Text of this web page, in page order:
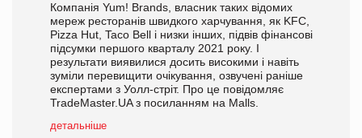
Компанія Yum! Brands, власник таких відомих
мереж ресторанів швидкого харчування, як KFC,
Pizza Hut, Taco Bell і низки інших, підвів фінансові
підсумки першого кварталу 2021 року. І
результати виявилися досить високими і навіть
зуміли перевищити очікування, озвучені раніше
експертами з Уолл-стріт. Про це повідомляє
TradeMaster.UA з посиланням на Malls.
детальніше